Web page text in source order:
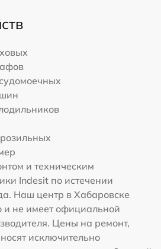
и техническим
Indesit по истечении
Наш центр в Хабаровске
и не имеет официальной
Цены на ремонт,
исключительно